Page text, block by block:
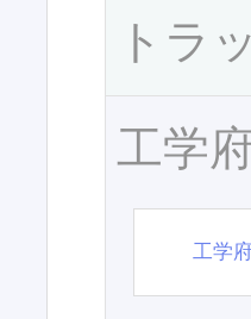
トラ
工学
工学